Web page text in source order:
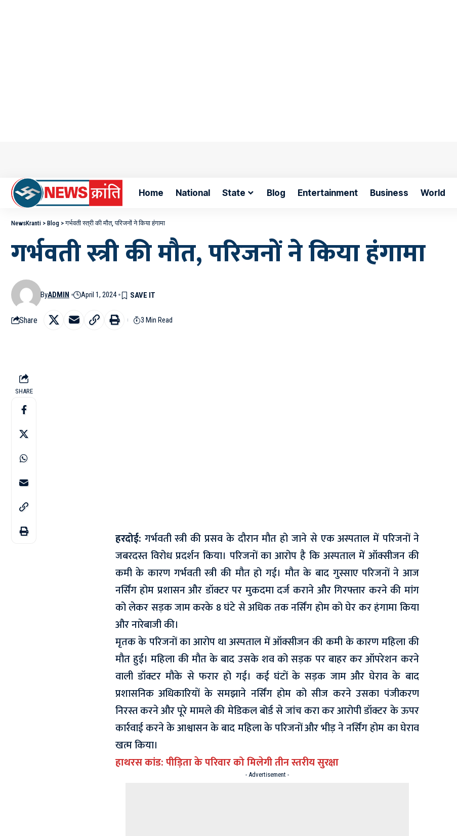
Home National State Blog Entertainment Business World
NewsKranti > Blog >गर्भवती स्त्री की मौत, परिजनों ने किया हंगामा
गर्भवती स्त्री की मौत, परिजनों ने किया हंगामा
ByADMIN April 1, 2024
Share 3 Min Read
SHARE
हरदोई: गर्भवती स्त्री की प्रसव के दौरान मौत हो जाने से एक अस्पताल में परिजनों ने
जबरदस्त विरोध प्रदर्शन किया। परिजनों का आरोप है कि अस्पताल में ऑक्सीजन की
कमी के कारण गर्भवती स्त्री की मौत हो गई। मौत के बाद गुस्साए परिजनों ने आज
नर्सिंग होम प्रशासन और डॉक्टर पर मुकदमा दर्ज कराने और गिरफ्तार करने की मांग
को लेकर सड़क जाम करके 8 घंटे से अधिक तक नर्सिंग होम को घेर कर हंगामा किया
और नारेबाजी की।
मृतक के परिजनों का आरोप था अस्पताल में ऑक्सीजन की कमी के कारण महिला की
मौत हुई। महिला की मौत के बाद उसके शव को सड़क पर बाहर कर ऑपरेशन करने
वाली डॉक्टर मौके से फरार हो गई। कई घंटों के सड़क जाम और घेराव के बाद
प्रशासनिक अधिकारियों के समझाने नर्सिंग होम को सीज करने उसका पंजीकरण
निरस्त करने और पूरे मामले की मेडिकल बोर्ड से जांच करा कर आरोपी डॉक्टर के ऊपर
कार्रवाई करने के आश्वासन के बाद महिला के परिजनों और भीड़ ने नर्सिंग होम का घेराव
खत्म किया।
हाथरस कांड: पीड़िता के परिवार को मिलेगी तीन स्तरीय सुरक्षा
- Advertisement -